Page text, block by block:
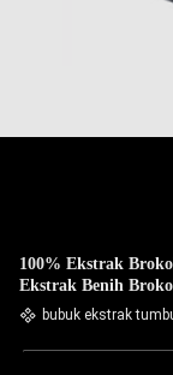
100% Ekstrak
Ekstrak Benih
bubuk ekstrak